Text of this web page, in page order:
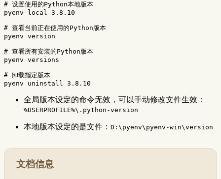
# 设置使用的Python本地版本
pyenv
local 3.8.10
# 查看当前正在使用的Python版本
pyenv version
# 查看所有安装的Python版本
pyenv versions
# 卸载指定版本
全局版本设定的命令无效，可以手动修改文件生效：
%USERPROFILE%\.python-version
本地版本设定的是文件： D:\pyenv\pyenv-win\version
文档信息